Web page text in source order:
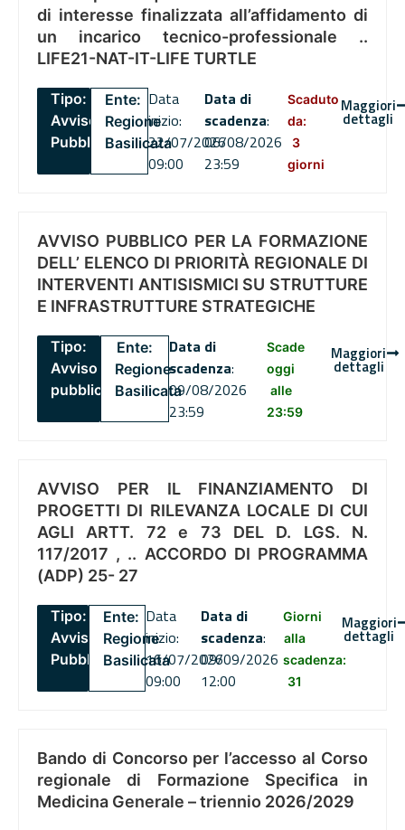
di interesse finalizzata all’affidamento di
un incarico tecnico-professionale ..
LIFE21-NAT-IT-LIFE TURTLE
Tipo:
Avviso
Pubblico
Ente:
Regione
Basilicata
Data
inizio:
22/07/2026
09:00
Data di
scadenza:
06/08/2026
23:59
Scaduto
da:
3
giorni
Maggiori
dettagli
AVVISO PUBBLICO PER LA FORMAZIONE
DELL’ ELENCO DI PRIORITÀ REGIONALE DI
INTERVENTI ANTISISMICI SU STRUTTURE
E INFRASTRUTTURE STRATEGICHE
Tipo:
Avviso
pubblico
Ente:
Regione
Basilicata
Data di
scadenza:
09/08/2026
23:59
Scade
oggi
alle
23:59
Maggiori
dettagli
AVVISO PER IL FINANZIAMENTO DI
PROGETTI DI RILEVANZA LOCALE DI CUI
AGLI ARTT. 72 e 73 DEL D. LGS. N.
117/2017 , .. ACCORDO DI PROGRAMMA
(ADP) 25- 27
Tipo:
Avviso
Pubblico
Ente:
Regione
Basilicata
Data
inizio:
16/07/2026
09:00
Data di
scadenza:
09/09/2026
12:00
Giorni
alla
scadenza:
31
Maggiori
dettagli
Bando di Concorso per l’accesso al Corso
regionale di Formazione Specifica in
Medicina Generale – triennio 2026/2029